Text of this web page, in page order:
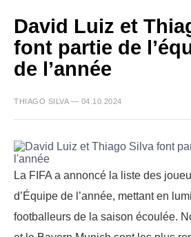
David Luiz et
font partie de
de l’année
THIAGO SILVA — 04.10.2024
La FIFA a annoncé la liste des
d’Équipe de l’année, mettant en
footballeurs de la saison écoulée.